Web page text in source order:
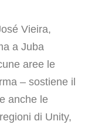
Vieira,
a Juba
aree le
– sostiene il
anche le
di Unity,